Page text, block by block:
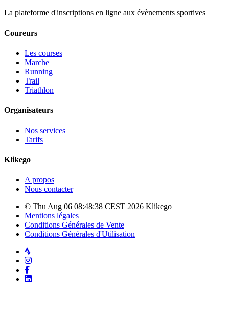
La plateforme d'inscriptions en ligne aux évènements sportives
Coureurs
Les courses
Marche
Running
Trail
Triathlon
Organisateurs
Nos services
Tarifs
Klikego
A propos
Nous contacter
© Thu Aug 06 08:48:38 CEST 2026 Klikego
Mentions légales
Conditions Générales de Vente
Conditions Générales d'Utilisation
Strava
Instagram
Facebook
LinkedIn